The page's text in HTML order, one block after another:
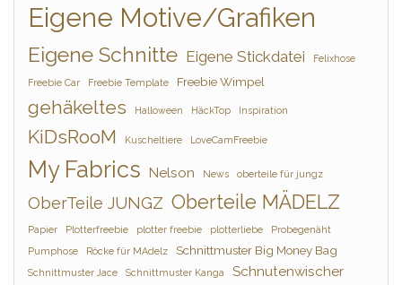
Eigene Motive/Grafiken
Eigene Schnitte Eigene Stickdatei Felixhose
Freebie Car Freebie Template Freebie Wimpel
gehäkeltes Halloween HäckTop Inspiration
KiDsRooM Kuscheltiere LoveCamFreebie
My Fabrics Nelson News oberteile für jungz
OberTeile JUNGZ Oberteile MÄDELZ
Papier Plotterfreebie plotter freebie plotterliebe
Probegenäht
Pumphose
Röcke für MAdelz Schnittmuster Big Money Bag
Schnittmuster Jace Schnittmuster Kanga Schnutenwischer